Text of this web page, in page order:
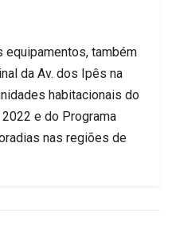
também
da Av. dos Ipês na
habitacionais do
e do Programa
nas regiões de